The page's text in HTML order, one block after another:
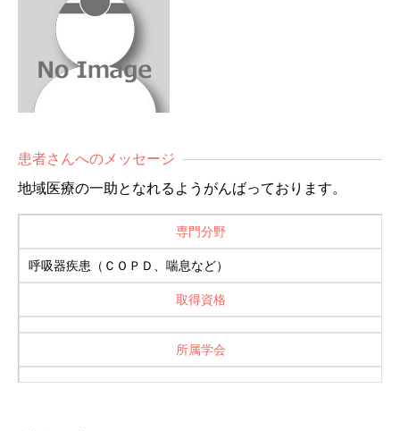
患者さんへのメッセージ
地域医療の一助となれるようがんばっております。
専門分野
呼吸器疾患（ＣＯＰＤ、喘息など）
取得資格
所属学会